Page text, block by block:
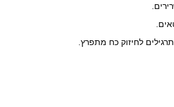
לחיזוק כח מתפרץ.